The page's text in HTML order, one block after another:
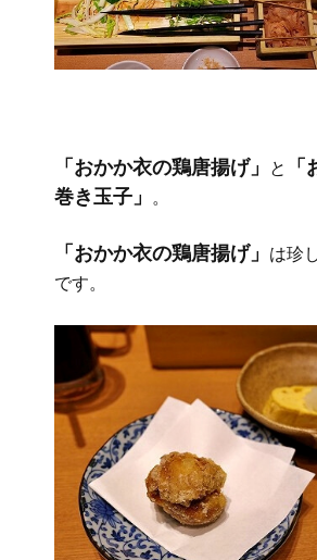
「おかか衣の鶏唐揚げ」 と
巻き玉子」
。
「おかか衣の鶏唐揚げ」
は珍
です。